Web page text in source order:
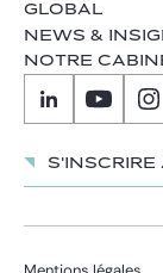
GLOBAL
NEWS &
NOTRE
S'inscrire